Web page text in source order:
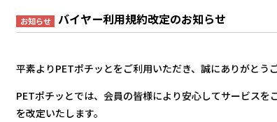
お知らせ バイヤー利用規約改定のお知らせ
平素よりPETポチッとをご利用いただき、誠にありがとうご
PETポチッとでは、会員の皆様により安心してサービス
を改定いたします。